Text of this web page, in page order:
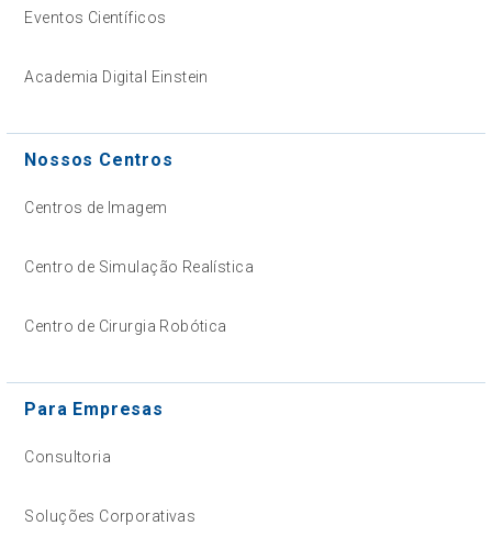
Eventos Científicos
Academia Digital Einstein
Nossos Centros
Centros de Imagem
Centro de Simulação Realística
Centro de Cirurgia Robótica
Para Empresas
Consultoria
Soluções Corporativas